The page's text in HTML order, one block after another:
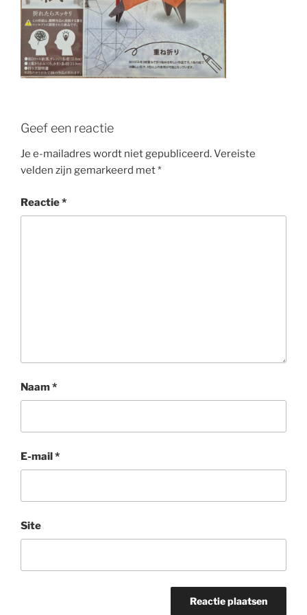
Geef een reactie
Je e-mailadres wordt niet gepubliceerd.Vereiste
velden zijn gemarkeerd met*
Reactie*
Naam*
E-mail*
Site